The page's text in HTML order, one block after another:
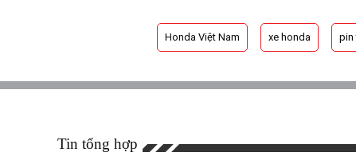
Honda Việt Nam xe honda pin
Tin tổng hợp